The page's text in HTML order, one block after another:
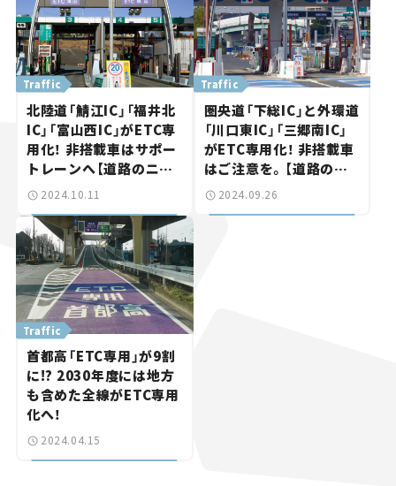
Traffic
北陸道「鯖江IC」「福井北
IC」「富山西IC」がETC専
用化！ 非搭載車はサポー
トレーンへ【道路のニュ
ース】
2024.10.11
Traffic
圏央道「下総IC」と外環道
「川口東IC」「三郷南IC」
がETC専用化！ 非搭載車
はご注意を。【道路のニ
ュース】
2024.09.26
Traffic
首都高「ETC専用」が9割
に!? 2030年度には地方
も含めた全線がETC専用
化へ！
2024.04.15